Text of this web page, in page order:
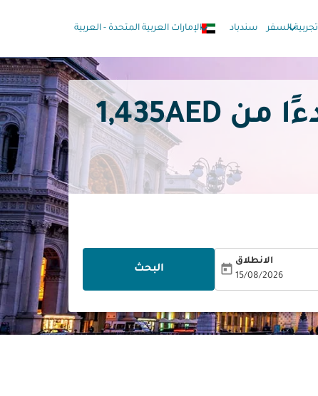
تجربية السفر
keyboard_arrow_down سندباد الإمارات العربية المتحدة - العربية keyboard_arrow_down
1,435AED
الانطلاق
15/08/2026
today البحث